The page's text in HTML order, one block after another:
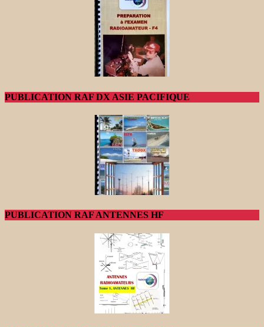
PUBLICATION RAF DX ASIE PACIFIQUE
PUBLICATION RAF ANTENNES HF